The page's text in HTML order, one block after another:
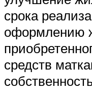
срока
оформлению
средств